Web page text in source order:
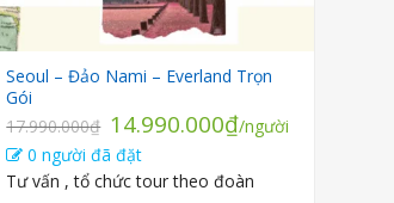
Seoul – Đảo Nami – Everland Trọn
Gói
17.990.000₫ Giá
gốc
là:
17.990.000₫.
14.990.000₫Giá
hiện
tại
là:
/người
0 người đã đặt
Tư vấn , tổ chức tour theo đoàn